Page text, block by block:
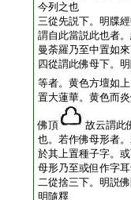
今列之也
三從先説下。明牒
謂自此當説此也者
曼荼羅乃至中置如
四從謂此佛母下。
等者。黄色方壇如
置大蓮華。黄色而
佛頂
故云謂此
也。若作佛母形者
於其上置種子字。
母形乃至或但作字
二從捨三下。明説
明隨釋